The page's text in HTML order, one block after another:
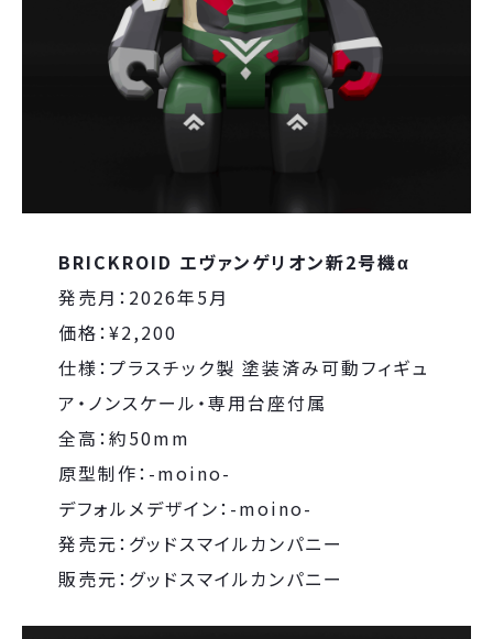
BRICKROID エヴァンゲリオン新2号機α
発売月：2026年5月
価格：¥2,200
仕様：プラスチック製 塗装済み可動フィギュ
ア・ノンスケール・専用台座付属
全高：約50mm
原型制作：-moino-
デフォルメデザイン：-moino-
発売元：グッドスマイルカンパニー
販売元：グッドスマイルカンパニー